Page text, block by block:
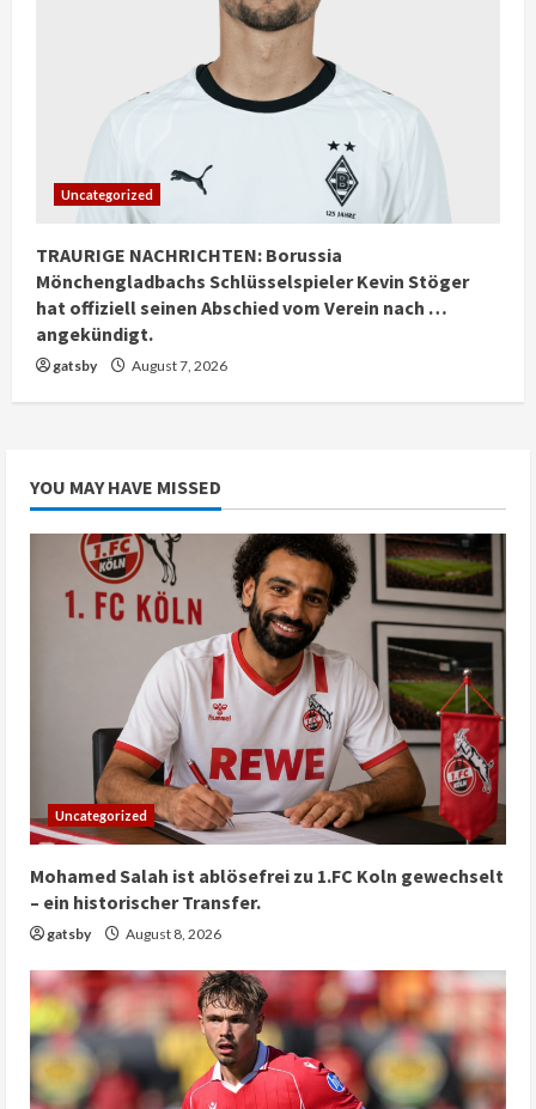
Uncategorized
TRAURIGE NACHRICHTEN: Borussia
Mönchengladbachs Schlüsselspieler Kevin Stöger
hat offiziell seinen Abschied vom Verein nach …
angekündigt.
gatsby August 7, 2026
YOU MAY HAVE MISSED
Uncategorized
Mohamed Salah ist ablösefrei zu 1.FC Koln gewechselt
– ein historischer Transfer.
gatsby August 8, 2026